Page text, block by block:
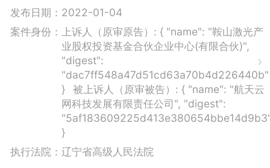
发布日期： 2022-01-04
案件身份：
上诉人（原审原告）: { "name": "鞍山激光产
业股权投资基金合伙企业中心(有限合伙)",
"digest":
"dac7ff548a47d51cd63a70b4d226440b"
}
被上诉人（原审被告）: { "name": "航天云
网科技发展有限责任公司", "digest":
}
执行法院： 辽宁省高级人民法院